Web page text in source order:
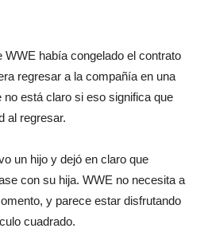
WWE había congelado el contrato
regresar a la compañía en una
no está claro si eso significa que
al regresar.
un hijo y dejó en claro que
con su hija. WWE no necesita a
y parece estar disfrutando
cuadrado.